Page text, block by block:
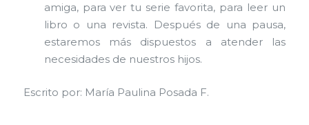
amiga, para ver tu serie favorita, para leer un
libro o una revista. Después de una pausa,
estaremos más dispuestos a atender las
necesidades de nuestros hijos.
Escrito por: María Paulina Posada F.